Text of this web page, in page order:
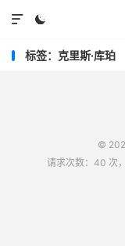


标签：克里斯·库珀
©
请求次数：40 次